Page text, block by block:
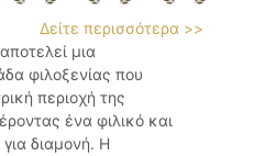
Δείτε περισσότερα >>
μια
φιλοξενίας που
περιοχή της
ένα φιλικό και
διαμονή. Η